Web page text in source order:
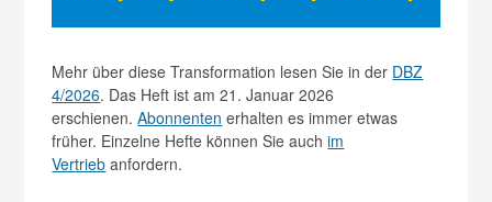
Mehr über diese Transformation lesen Sie in der DBZ
4/2026. Das Heft ist am 21. Januar 2026
erschienen.Abonnenten erhalten es immer etwas
früher. Einzelne Hefte können Sie auchim
Vertrieb anfordern.